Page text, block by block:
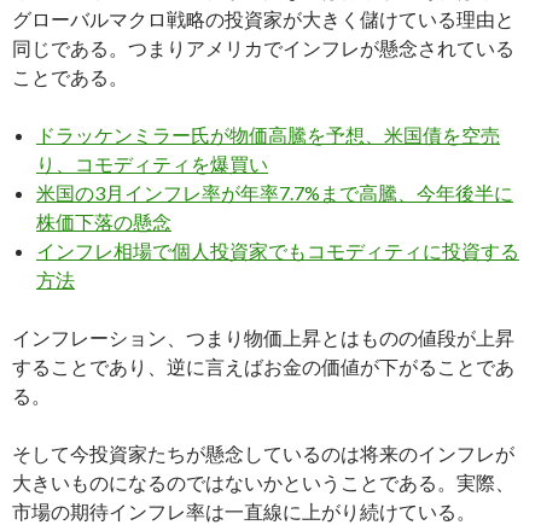
グローバルマクロ戦略の投資家が大きく儲けている理由と
同じである。つまりアメリカでインフレが懸念されている
ことである。
ドラッケンミラー氏が物価高騰を予想、米国債を空売
り、コモディティを爆買い
米国の3月インフレ率が年率7.7%まで高騰、今年後半に
株価下落の懸念
インフレ相場で個人投資家でもコモディティに投資する
方法
インフレーション、つまり物価上昇とはものの値段が上昇
することであり、逆に言えばお金の価値が下がることであ
る。
そして今投資家たちが懸念しているのは将来のインフレが
大きいものになるのではないかということである。実際、
市場の期待インフレ率は一直線に上がり続けている。